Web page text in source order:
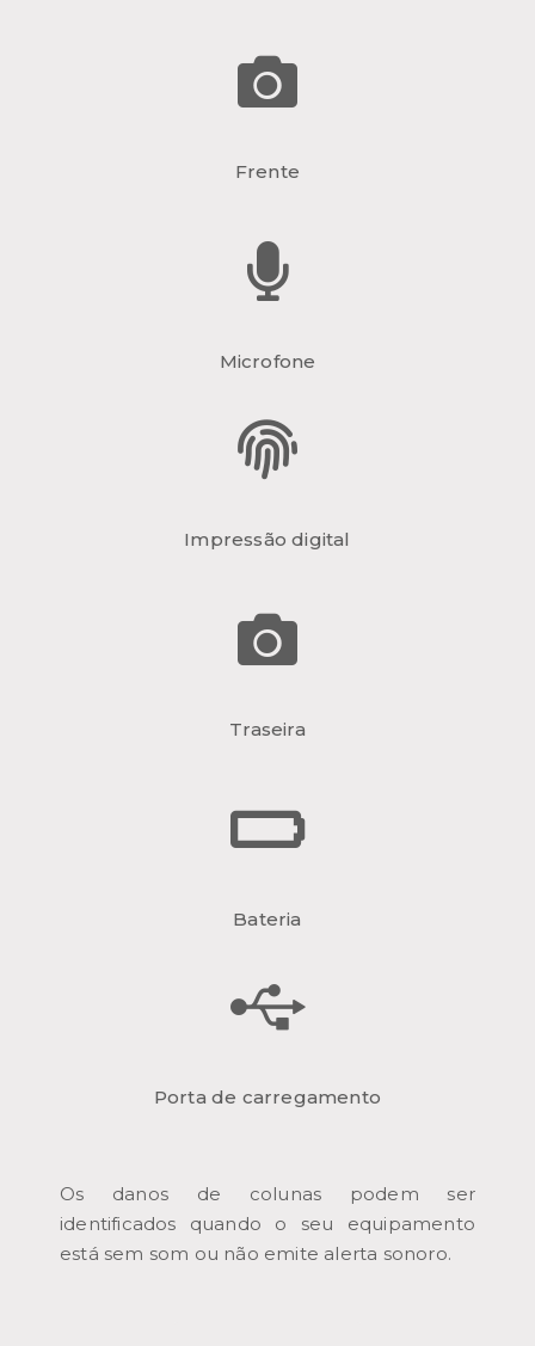
Frente
Microfone
Impressão digital
Traseira
Bateria
Porta de carregamento
Os danos de colunas podem ser
identificados quando o seu equipamento
está sem som ou não emite alerta sonoro.